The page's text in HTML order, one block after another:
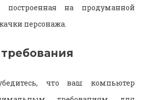
на продуманной
персонажа.
что ваш компьютер